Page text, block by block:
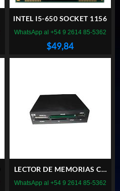
INTEL I5-650 SOCKET 1156
$49,84
WhatsApp al +54 9 2614 85-5362
LECTOR DE MEMORIAS CX
INTERNO
WhatsApp al +54 9 2614 85-5362